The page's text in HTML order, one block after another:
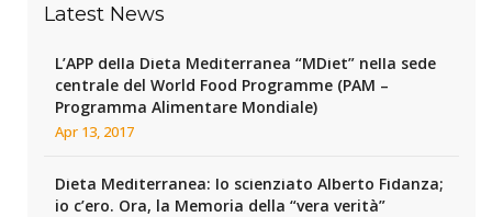
Latest News
L’APP della Dieta Mediterranea “MDiet” nella sede
centrale del World Food Programme (PAM –
Programma Alimentare Mondiale)
Apr 13, 2017
Dieta Mediterranea: lo scienziato Alberto Fidanza;
io c’ero. Ora, la Memoria della “vera verità”